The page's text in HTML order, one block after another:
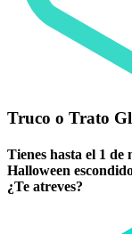
Truco o Trato
Tienes hasta el 1
Halloween
¿Te atreves?